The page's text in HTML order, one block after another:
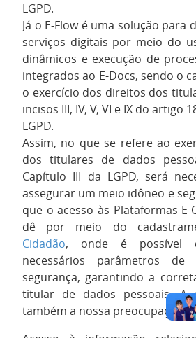
LGPD.
Já o E-Flow é uma solução para
serviços digitais por meio do
dinâmicos e execução de
integrados ao E-Docs, sendo o
o exercício dos direitos dos
incisos III, IV, V, VI e IX do artigo
LGPD.
Assim, no que se refere ao
dos titulares de dados
Capítulo III da LGPD, será
assegurar um meio idôneo e
que o acesso às Plataformas E-
dê por meio do
Cidadão, onde é possível
necessários parâmetros de
segurança, garantindo a
titular de dados pessoais. A
também a nossa preocupação!